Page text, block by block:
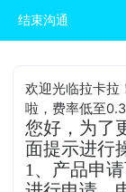
结束沟通
欢迎光临拉卡拉
啦，费率低至
您好，为了
面提示进行
1、产品申